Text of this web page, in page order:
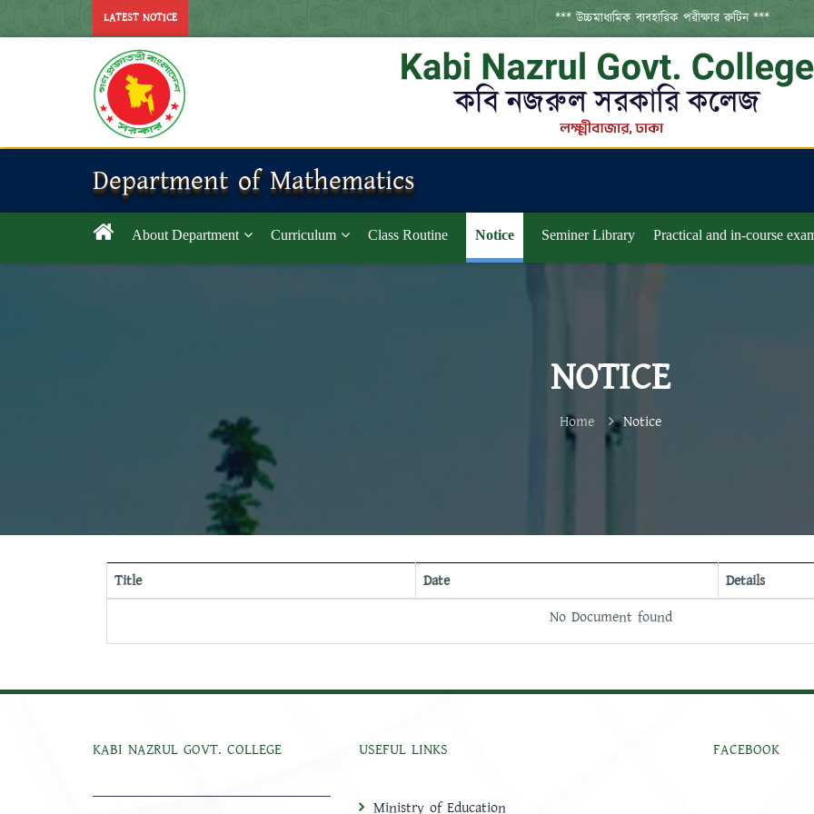
LATEST NOTICE *** উচ্চমাধ্যমিক ব্যবহারিক পরীক্ষার রুটিন ***
Department of Mathematics
About Department Curriculum Class Routine Notice Seminer Library Practical and in-course
NOTICE
Home Notice
Title Date
Details
No Document found
KABI NAZRUL GOVT. COLLEGE USEFUL LINKS
Ministry of Education
FACEBOOK